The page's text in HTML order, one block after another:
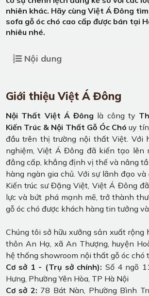
nhiên khác. Hãy cùng Việt Á Đông
sofa gỗ óc chó cao cấp được bán tại
nhiêu nhé.
Nội dung
Giới thiệu Việt Á Đông
Nội Thất Việt Á Đông là công ty
Kiến Trúc & Nội Thất Gỗ Óc Chó uy
đầu trên thị trường nội thất Việt. Với
nghiệm, Việt Á Đông đã kiến tạo lên
đẳng cấp, khẳng định vị thế và nâng
hàng ngàn gia chủ. Với sự lãnh đạo và
Kiến trúc sư Đặng Việt, Việt Á Đông
lực và bứt phá mạnh mẽ, trở thành
gỗ óc chó được khách hàng tin tưởng
Chúng tôi sở hữu xưởng sản xuất rộng
thôn An Hạ, xã An Thượng, huyện
hệ thống showroom nội thất gỗ óc chó
Cơ sở 1 - (Trụ sở chính): Số 4 ngõ
Hưng, Phường Yên Hòa, TP Hà Nội
Cơ sở 2: 78 Bát Nàn, Phường Bình